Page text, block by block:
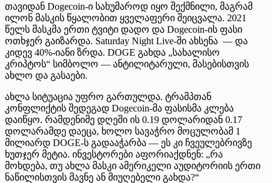
თავიდან Dogecoin-ი სახუმაროდ იყო შექმნილი, მაგრამ
ილონ მასკის წყალობით ყველაფერი შეიცვალა. 2021
წელს მასკმა ერთი ტვიტი დადო და Dogecoin-ის ფასი
ოთხჯერ გაიზარდა. Saturday Night Live-ში ახსენა — და
კიდევ 40%-იანი ზრდა. DOGE გახდა „სახალისო
კრიპტოს“ სიმბოლო — ანტილიტარული, მასებისთვის
ახლო და გასაები.
ახლა სიტუაცია უფრო გართულდა. ტრამპთან
კონფლიქტის შედეგად Dogecoin-მა ფასისმა კლება
დაიწყო. რამდენიმე დღეში ის 0.19 დოლარიდან 0.17
დოლარამდე დაეცა, ხოლო სავაჭრო მოცულობამ 1
მილიარდ DOGE-ს გადააჭარბა — ეს კი ჩვეულებრივზე
ხუთჯერ მეტია. ინვესტორები აფორიაქდნენ: „რა
მოხდება, თუ ახლა მასკი ამერიკელი აუდიტორიის ერთი
ნაწილისთვის მავნე ან მიუღებელი გახდა?“